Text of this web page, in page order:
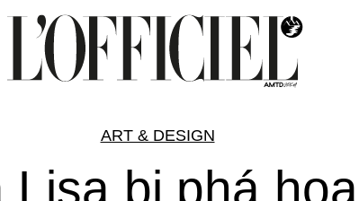
ART & DESIGN
Lisa bị phá